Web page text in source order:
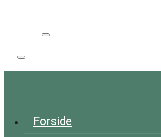
Forside